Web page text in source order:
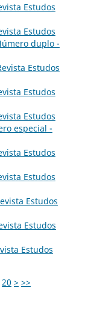
Estudos
Estudos
duplo -
Estudos
Estudos
Estudos
especial -
Estudos
Estudos
Estudos
Estudos
Estudos
20 > >>